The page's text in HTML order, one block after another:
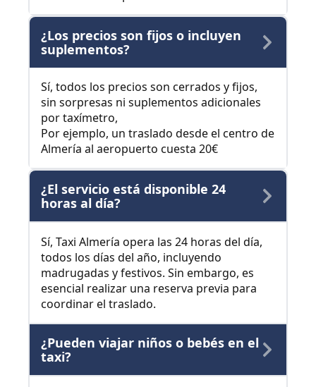
¿Los precios son fijos o incluyen
suplementos?
Sí, todos los precios son cerrados y fijos,
sin sorpresas ni suplementos adicionales
por taxímetro,
Por ejemplo, un traslado desde el centro de
Almería al aeropuerto cuesta 20€
¿El servicio está disponible 24
horas al día?
Sí, Taxi Almería opera las 24 horas del día,
todos los días del año, incluyendo
madrugadas y festivos. Sin embargo, es
esencial realizar una reserva previa para
coordinar el traslado.
¿Pueden viajar niños o bebés en el
taxi?